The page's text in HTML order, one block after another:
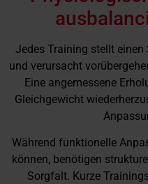
Jedes Training stellt
und verursacht
Eine angemessene
Gleichgewicht
Während funktionelle
können, benötigen
Sorgfalt. Kurze